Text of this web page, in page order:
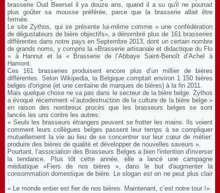
brasserie Oud Beersel il ya douze ans, quand il a su qu'il ne pourrait
plus goûter sa mousse préférée, parce que la brasserie allait être
fermée.
Le site Zythos, qui se présente lui-même comme « une confédération
de dégustateurs de bière objectifs», a dénombré plus de 161 brasseries
différentes dans notre pays en Septembre 2013, dont un certain nombre
de grands noms, y compris la «Brasserie artisanale et didactique du Flo
» à Hannut et la « Brasserie de l’Abbaye Saint-Benoît d’Achel à
Hamont.
Ces 161 brasseries produisent encore plus d’un millier de bières
différentes. Selon Wikipedia, la Belgique comptait environ 1 150 bières
belges d'origine (et une centaine de marques de bières) à la fin 2011.
Mais quelque chose ne va pas dans le secteur de la bière belge. Zythos
a évoqué récemment «l’autodestruction de la culture de la bière belge »
en raison des nombreux procès que les brasseurs belges se sont
lancés les uns contre les autres:
« Seuls les brasseurs étrangers peuvent se frotter les mains. Ils voient
comment leurs collègues belges passent leur temps à se compliquer
mutuellement la vie au lieu de se concentrer sur leur cœur de métier:
produire des bières de qualité et développer de nouvelles saveurs ».
Pourtant, l’association des Brasseurs Belges a bien l'intention d'inverser
la tendance. Plus tôt cette année, elle a lancé une campagne
médiatique «Fiers de nos bières », dans le but d'augmenter la
consommation domestique de bière. Le slogan est on ne peut plus clair
:
« Le monde entier est fier de nos bières. Maintenant, c’est notre tour !»